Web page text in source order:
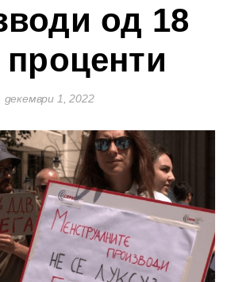
од 18
проценти
декември 1, 2022